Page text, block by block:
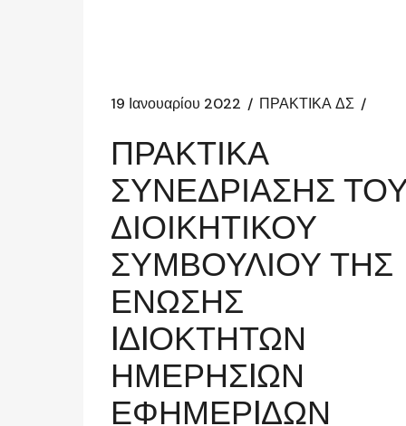
19 Ιανουαρίου 2022 ΠΡΑΚΤΙΚΑ ΔΣ
ΠΡΑΚΤΙΚΑ
ΣΥΝΕΔΡΙΑΣΗΣ
ΔΙΟΙΚΗΤΙΚΟΥ
ΣΥΜΒΟΥΛΙΟΥ ΤΗΣ
ΕΝΩΣΗΣ
IΔIΟΚΤΗΤΩΝ
ΗΜΕΡΗΣIΩΝ
ΕΦΗΜΕΡIΔΩΝ